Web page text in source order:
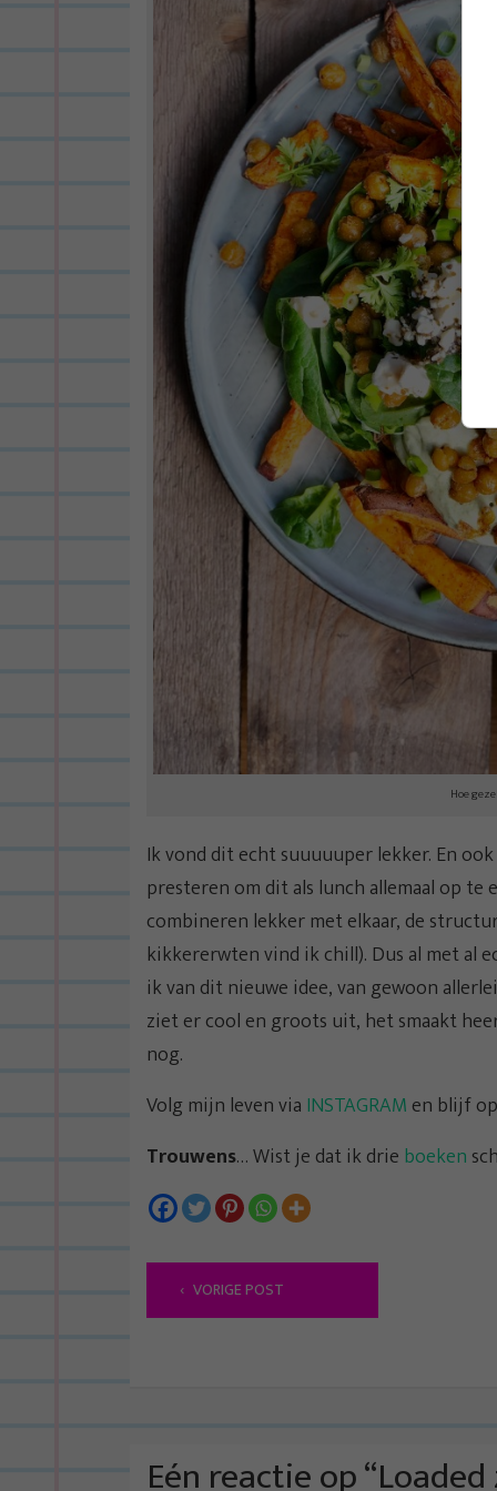
Hoe
Ik vond dit echt suuuuuper lekker. En
presteren om dit als lunch allemaal op te
combineren lekker met elkaar, de
kikkererwten vind ik chill). Dus al met al
ik van dit nieuwe idee, van gewoon
ziet er cool en groots uit, het smaakt
nog.
Volg mijn leven via INSTAGRAM en blijf
Trouwens… Wist je dat ik drie boeken
B
e
t
VORIGE POST
Eén reactie op “